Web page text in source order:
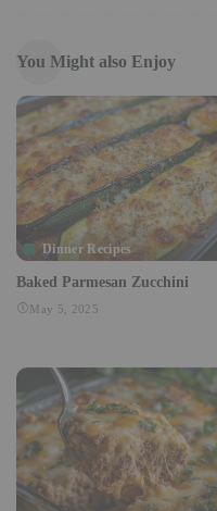
You Might also Enjoy
Dinner Recipes
Baked Parmesan Zucchini
May 5, 2025